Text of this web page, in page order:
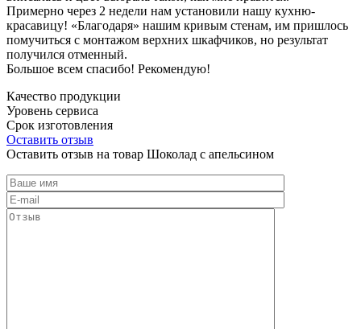
Примерно через 2 недели нам установили нашу кухню-
красавицу! «Благодаря» нашим кривым стенам, им пришлось
помучиться с монтажом верхних шкафчиков, но результат
получился отменный.
Большое всем спасибо! Рекомендую!
Качество продукции
Уровень сервиса
Срок изготовления
Оставить отзыв
Оставить отзыв на товар Шоколад с апельсином